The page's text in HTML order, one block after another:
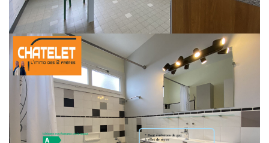
sans travaux.
Il est vendu avec et compris dans le prix, une cave. Il est possible de se garer
très facilement sur le parking commun pour vous et vos invités.
Le chauffage est collectif au gaz . Les menuiseries sont en PVC double
vitrage. Nos honoraires Accéder à la visite virtuelle
Classes DPE/GES